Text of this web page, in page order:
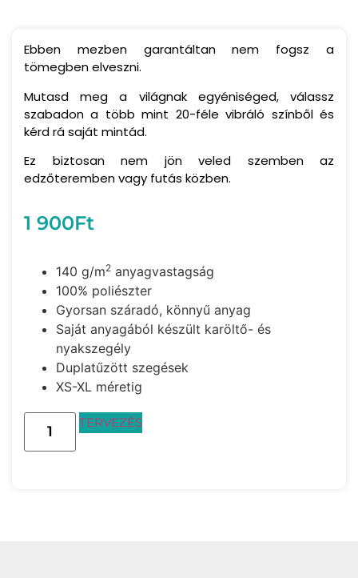
Ebben mezben garantáltan nem fogsz a
tömegben elveszni.
Mutasd meg a világnak egyéniséged, válassz
szabadon a több mint 20-féle vibráló színből és
kérd rá saját mintád.
Ez biztosan nem jön veled szemben az
edzőteremben vagy futás közben.
1 900Ft
140 g/m2 anyagvastagság
100% poliészter
Gyorsan száradó, könnyű anyag
Saját anyagából készült karöltő- és
nyakszegély
Duplatűzött szegések
XS-XL méretig
TERVEZÉS